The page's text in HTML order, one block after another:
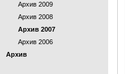
Архив 2009
Архив 2008
Архив 2007
Архив 2006
Архив